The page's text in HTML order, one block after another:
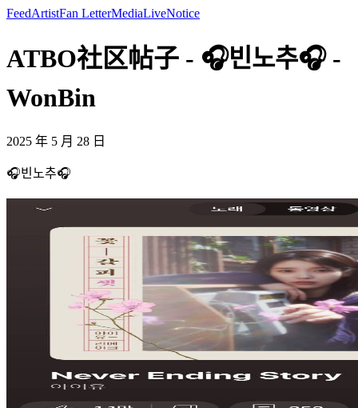
FeedArtistFan LetterMediaLiveNotice
ATBO社区帖子 - 🎧빈노추🎧 -
WonBin
2025 年 5 月 28 日
🎧빈노추🎧